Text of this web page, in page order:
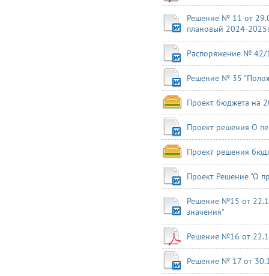
Решение № 11 от
плановый 2024-
Распоряжение № 42/
Решение № 35
Проект бюджета на
Проект решения О
Проект решения
Проект Решение "О
Решение №15 от
значения"
Решение №16 от
Решение № 17 от